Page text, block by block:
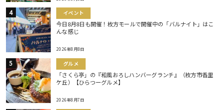
イベント
今日8月8日も開催！枚方モールで開催中の「バルナイト」はこ
んな感じ
2026年8月8日
グルメ
「さくら亭」の『和風おろしハンバーグランチ』（枚方市香里
ケ丘）【ひらつーグルメ】
2026年8月7日